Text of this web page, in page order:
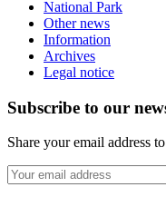
National Park
Other news
Information
Archives
Legal notice
Subscribe to our
Share your email address